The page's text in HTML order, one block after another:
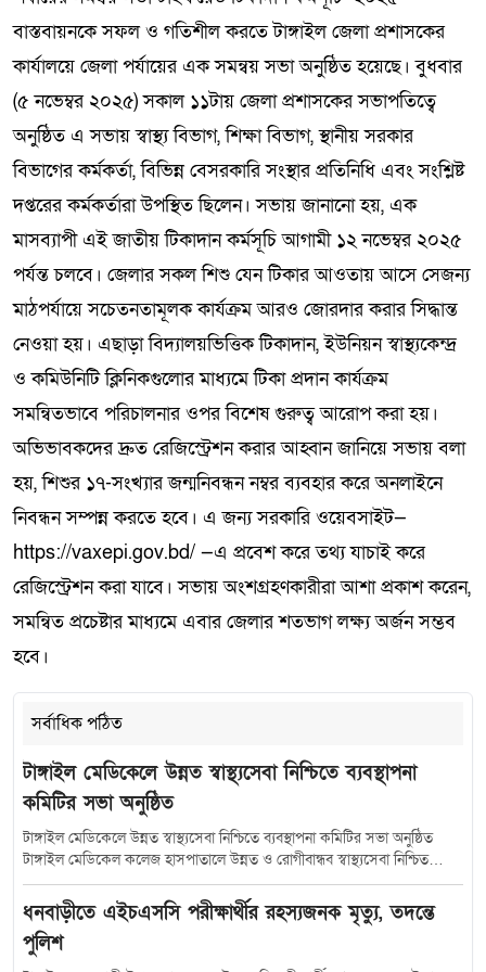
বাস্তবায়নকে সফল ও গতিশীল করতে টাঙ্গাইল জেলা প্রশাসকের
কার্যালয়ে জেলা পর্যায়ের এক সমন্বয় সভা অনুষ্ঠিত হয়েছে। বুধবার
(৫ নভেম্বর ২০২৫) সকাল ১১টায় জেলা প্রশাসকের সভাপতিত্বে
অনুষ্ঠিত এ সভায় স্বাস্থ্য বিভাগ, শিক্ষা বিভাগ, স্থানীয় সরকার
বিভাগের কর্মকর্তা, বিভিন্ন বেসরকারি সংস্থার প্রতিনিধি এবং সংশ্লিষ্ট
দপ্তরের কর্মকর্তারা উপস্থিত ছিলেন। সভায় জানানো হয়, এক
মাসব্যাপী এই জাতীয় টিকাদান কর্মসূচি আগামী ১২ নভেম্বর ২০২৫
পর্যন্ত চলবে। জেলার সকল শিশু যেন টিকার আওতায় আসে সেজন্য
মাঠপর্যায়ে সচেতনতামূলক কার্যক্রম আরও জোরদার করার সিদ্ধান্ত
নেওয়া হয়। এছাড়া বিদ্যালয়ভিত্তিক টিকাদান, ইউনিয়ন স্বাস্থ্যকেন্দ্র
ও কমিউনিটি ক্লিনিকগুলোর মাধ্যমে টিকা প্রদান কার্যক্রম
সমন্বিতভাবে পরিচালনার ওপর বিশেষ গুরুত্ব আরোপ করা হয়।
অভিভাবকদের দ্রুত রেজিস্ট্রেশন করার আহ্বান জানিয়ে সভায় বলা
হয়, শিশুর ১৭-সংখ্যার জন্মনিবন্ধন নম্বর ব্যবহার করে অনলাইনে
নিবন্ধন সম্পন্ন করতে হবে। এ জন্য সরকারি ওয়েবসাইট—
https://vaxepi.gov.bd/ —এ প্রবেশ করে তথ্য যাচাই করে
রেজিস্ট্রেশন করা যাবে। সভায় অংশগ্রহণকারীরা আশা প্রকাশ করেন,
সমন্বিত প্রচেষ্টার মাধ্যমে এবার জেলার শতভাগ লক্ষ্য অর্জন সম্ভব
হবে।
সর্বাধিক পঠিত
টাঙ্গাইল মেডিকেলে উন্নত স্বাস্থ্যসেবা নিশ্চিতে ব্যবস্থাপনা
কমিটির সভা অনুষ্ঠিত
টাঙ্গাইল মেডিকেলে উন্নত স্বাস্থ্যসেবা নিশ্চিতে ব্যবস্থাপনা কমিটির সভা অনুষ্ঠিত
টাঙ্গাইল মেডিকেল কলেজ হাসপাতালে উন্নত ও রোগীবান্ধব স্বাস্থ্যসেবা নিশ্চিত
করতে হাসপাতাল ব্যবস্থাপনা কমিটির সমন্বয় সভা অনুষ্ঠিত হয়েছে। শুক্রবার (১০
জুলাই) সকাল সাড়ে ১০টায় হাসপাতালের কনফারেন্স রুমে আয়োজিত এ সভায়
সভাপতিত্ব করেন টাঙ্গাইল-৫ (সদর) আসনের সংসদ সদস্য মৎস্য ও প্রাণিসম্পদ
প্রতিমন্ত্রী এবং হাসপাতাল ব্যবস্থাপনা কমিটির সভাপতি সুলতান সালাউদ্দিন টুকু।
ধনবাড়ীতে এইচএসসি পরীক্ষার্থীর রহস্যজনক মৃত্যু, তদন্তে
পুলিশ